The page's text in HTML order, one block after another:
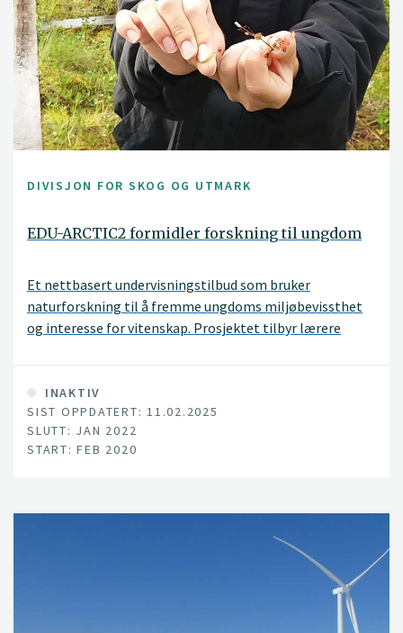
DIVISJON FOR SKOG OG UTMARK
EDU-ARCTIC2 formidler forskning til ungdom
Et nettbasert undervisningstilbud som bruker
naturforskning til å fremme ungdoms miljøbevissthet
og interesse for vitenskap. Prosjektet tilbyr lærere
digital hverdag, og forskningsformidlingen må møte
ungdommen. Det er de som er morgendagens forvaltere.
INAKTIV
SIST OPPDATERT: 11.02.2025
SLUTT: JAN 2022
START: FEB 2020